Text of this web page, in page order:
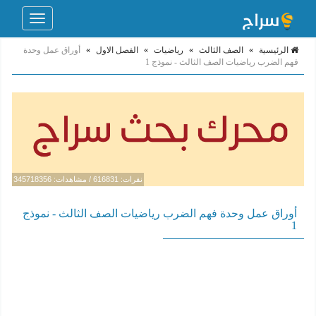
Toggle
الرئيسية » الصف الثالث » رياضيات » الفصل الاول »
أوراق عمل وحدة
فهم الضرب رياضيات الصف الثالث - نموذج 1
نقرات: 616831 / مشاهدات: 345718356
أوراق عمل وحدة فهم الضرب رياضيات الصف الثالث - نموذج
1